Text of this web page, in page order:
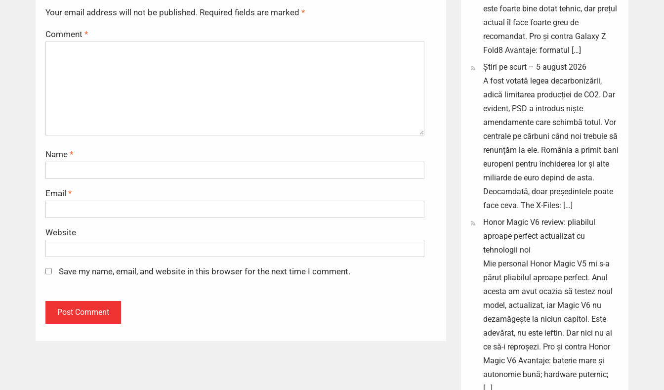
Your email address will not be published. Required fields are marked *
Comment *
Name *
Email *
Website
Save my name, email, and website in this browser for the next time I comment.
este foarte bine dotat tehnic, dar prețul
actual îl face foarte greu de
recomandat. Pro și contra Galaxy Z
Fold8 Avantaje: formatul […]
Știri pe scurt – 5 august 2026
A fost votată legea decarbonizării,
adică limitarea producției de CO2. Dar
evident, PSD a introdus niște
amendamente care schimbă totul. Vor
centrale pe cărbuni când noi trebuie să
renunțăm la ele. România a primit bani
europeni pentru închiderea lor și alte
miliarde de euro depind de asta.
Deocamdată, doar președintele poate
face ceva. The X-Files: […]
Honor Magic V6 review: pliabilul
aproape perfect actualizat cu
tehnologii noi
Mie personal Honor Magic V5 mi s-a
părut pliabilul aproape perfect. Anul
acesta am avut ocazia să testez noul
model, actualizat, iar Magic V6 nu
dezamăgește la niciun capitol. Este
adevărat, nu este ieftin. Dar nici nu ai
ce să-i reproșezi. Pro și contra Honor
Magic V6 Avantaje: baterie mare și
autonomie bună; hardware puternic;